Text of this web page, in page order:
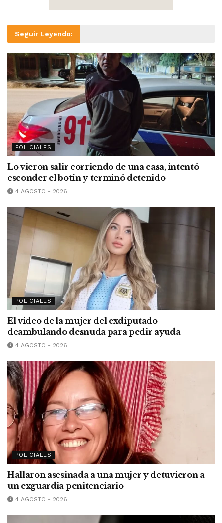
Seguir Leyendo:
POLICIALES
Lo vieron salir corriendo de una casa, intentó
esconder el botín y terminó detenido
4 AGOSTO - 2026
POLICIALES
El video de la mujer del exdiputado
deambulando desnuda para pedir ayuda
4 AGOSTO - 2026
POLICIALES
Hallaron asesinada a una mujer y detuvieron a
un exguardia penitenciario
4 AGOSTO - 2026